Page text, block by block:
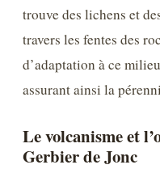
trouve des lichens et
travers les fentes des
d’adaptation à ce
assurant ainsi la
Le volcanisme et
Gerbier de Jonc